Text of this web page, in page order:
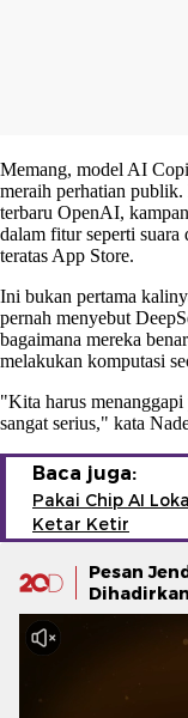
Memang, model AI
meraih perhatian
terbaru OpenAI,
dalam fitur seperti
teratas App Store.
Ini bukan pertama
pernah menyebut
bagaimana mereka
melakukan komputasi
"Kita harus
sangat serius," kata
Baca juga:
Pakai Chip AI
Ketar Ketir
Pesan